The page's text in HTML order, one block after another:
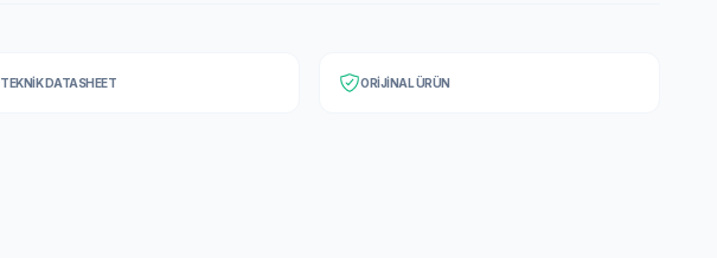
TEKNIK DATASHEET ORIJINAL ÜRÜN